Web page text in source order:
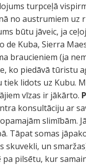
turpceļā
no austrumiem
būtu jāveic, ja
de Kuba, Sierra
braucieniem (ja
ko piedāvā tūristu
lidots uz Kubu.
vīzas ir jākārto.
konsultāciju ar
slimībām.
Tāpat somas
skuvekli, un
pilsētu, kur